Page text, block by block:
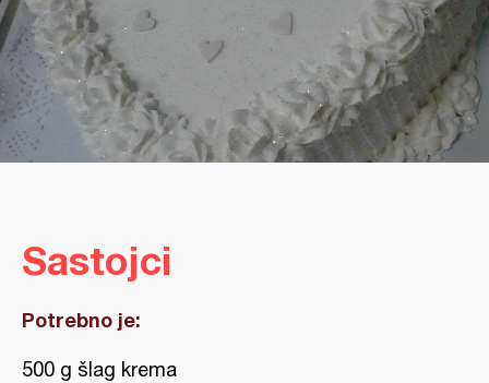
Sastojci
Potrebno je:
500 g šlag krema